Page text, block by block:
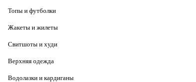
Топы и футболки
Жакеты и жилеты
Свитшоты и худи
Верхняя одежда
Водолазки и кардиганы